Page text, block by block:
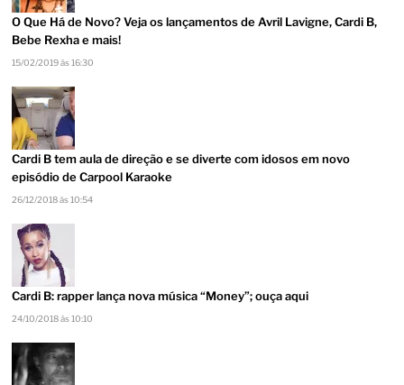
O Que Há de Novo? Veja os lançamentos de Avril Lavigne, Cardi B,
Bebe Rexha e mais!
15/02/2019 às 16:30
Cardi B tem aula de direção e se diverte com idosos em novo
episódio de Carpool Karaoke
26/12/2018 às 10:54
Cardi B: rapper lança nova música “Money”; ouça aqui
24/10/2018 às 10:10